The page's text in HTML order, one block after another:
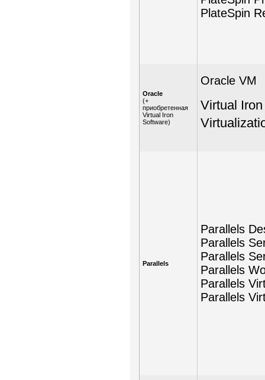
PlateSpin
Oracle
(+
приобретенная
Virtual Iron
Software)
Oracle VM
Virtual
Parallels
Parallels
Parallels
Parallels
Parallels
Parallels
Parallels